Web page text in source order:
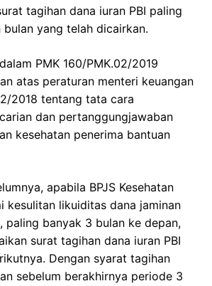
tagihan dana iuran PBI paling
bulan yang telah dicairkan.
PMK 160/PMK.02/2019
atas peraturan menteri keuangan
2018 tentang tata cara
dan pertanggungjawaban
kesehatan penerima bantuan
apabila BPJS Kesehatan
kesulitan likuiditas dana jaminan
paling banyak 3 bulan ke depan,
surat tagihan dana iuran PBI
Dengan syarat tagihan
sebelum berakhirnya periode 3